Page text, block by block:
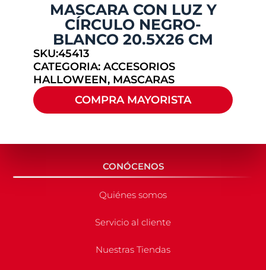
MASCARA CON LUZ Y
CÍRCULO NEGRO-
BLANCO 20.5X26 CM
SKU:45413
CATEGORIA: ACCESORIOS
HALLOWEEN, MASCARAS
COMPRA MAYORISTA
CONÓCENOS
Quiénes somos
Servicio al cliente
Nuestras Tiendas